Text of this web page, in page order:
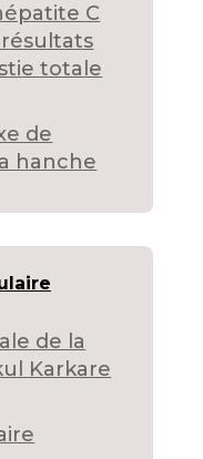
C
résultats
totale
de
hanche
de la
Karkare